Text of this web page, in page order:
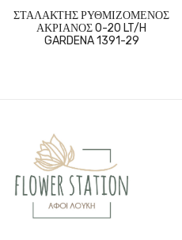
ΣΤΑΛΑΚΤΗΣ ΡΥΘΜΙΖΟΜΕΝΟΣ
ΑΚΡΙΑΝΟΣ 0-20 LT/H
GARDENA 1391-29